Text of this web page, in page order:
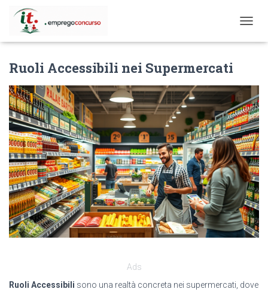
O
E
N
A
V
I
G
A
T
I
O
N
Ruoli Accessibili nei Supermercati
Ads
Ruoli Accessibili sono una realtà concreta nei supermercati, dove